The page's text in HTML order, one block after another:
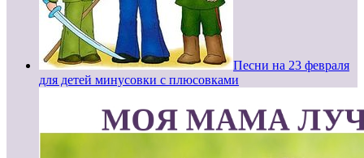
Песни на 23 февраля
для детей минусовки с плюсовками